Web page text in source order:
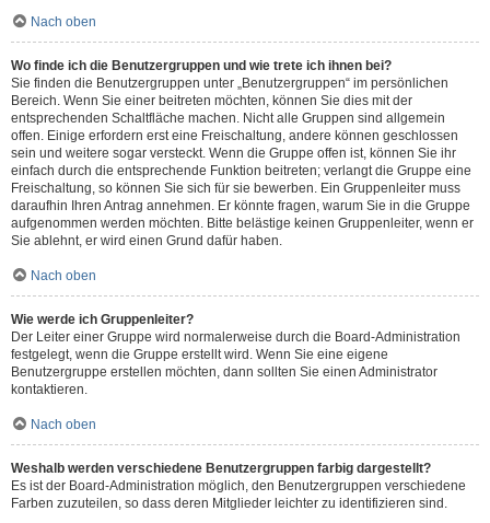
Nach oben
Wo finde ich die Benutzergruppen und wie trete ich ihnen bei?
Sie finden die Benutzergruppen unter „Benutzergruppen“ im persönlichen
Bereich. Wenn Sie einer beitreten möchten, können Sie dies mit der
entsprechenden Schaltfläche machen. Nicht alle Gruppen sind allgemein
offen. Einige erfordern erst eine Freischaltung, andere können geschlossen
sein und weitere sogar versteckt. Wenn die Gruppe offen ist, können Sie ihr
einfach durch die entsprechende Funktion beitreten; verlangt die Gruppe eine
Freischaltung, so können Sie sich für sie bewerben. Ein Gruppenleiter muss
daraufhin Ihren Antrag annehmen. Er könnte fragen, warum Sie in die Gruppe
aufgenommen werden möchten. Bitte belästige keinen Gruppenleiter, wenn er
Sie ablehnt, er wird einen Grund dafür haben.
Nach oben
Wie werde ich Gruppenleiter?
Der Leiter einer Gruppe wird normalerweise durch die Board-Administration
festgelegt, wenn die Gruppe erstellt wird. Wenn Sie eine eigene
Benutzergruppe erstellen möchten, dann sollten Sie einen Administrator
kontaktieren.
Nach oben
Weshalb werden verschiedene Benutzergruppen farbig dargestellt?
Es ist der Board-Administration möglich, den Benutzergruppen verschiedene
Farben zuzuteilen, so dass deren Mitglieder leichter zu identifizieren sind.